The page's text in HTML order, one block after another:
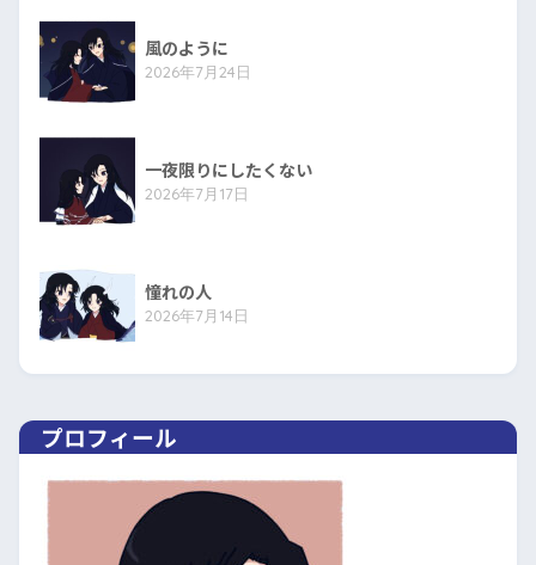
風のように
2026年7月24日
一夜限りにしたくない
2026年7月17日
憧れの人
2026年7月14日
プロフィール